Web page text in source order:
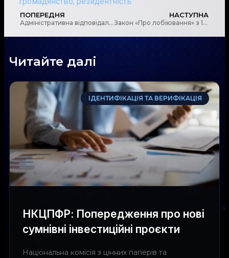
ПОПЕРЕДНЯ
Адміністративна відповідальність за корупційні правопорушення
НАСТУПНА
Закон «Про лобіювання» з 1 вересня, що зміниться для бізнесу, громадян та влади
Читайте далі
ІДЕНТИФІКАЦІЯ ТА ВЕРИФІКАЦІЯ
НКЦПФР: Попередження про нові
сумнівні інвестиційні проєкти
Національна комісія з цінних паперів та